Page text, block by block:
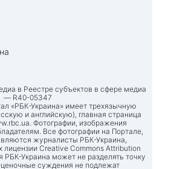
в Реестре субъектов в сфере медиа
— R40-05347
«РБК-Украина» имеет трехязычную
и английскую), главная страница
. Фотографии, изображения
Все фотографии на Портале,
журналисты РБК-Украина,
Creative Commons Attribution
РБК-Украина может не разделять точку
суждения не подлежат